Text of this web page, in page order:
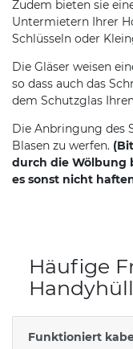
Zudem bieten sie
Untermietern Ihrer
Schlüsseln oder
Die Gläser weisen
so dass auch das
dem Schutzglas
Die Anbringung des
Blasen zu werfen.
durch die Wölbung
es sonst nicht
Häufige
Funktioniert